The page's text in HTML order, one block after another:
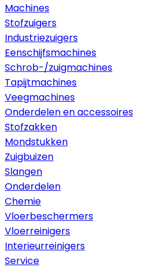
Machines
Stofzuigers
Industriezuigers
Eenschijfsmachines
Schrob-/zuigmachines
Tapijtmachines
Veegmachines
Onderdelen en accessoires
Stofzakken
Mondstukken
Zuigbuizen
Slangen
Onderdelen
Chemie
Vloerbeschermers
Vloerreinigers
Interieurreinigers
Service